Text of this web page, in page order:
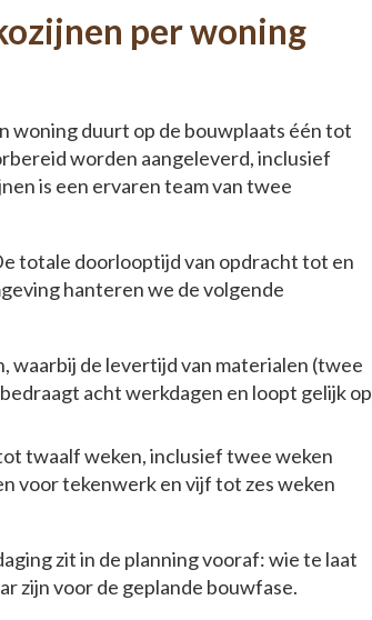
per woning
woning duurt op de bouwplaats één tot
worden aangeleverd, inclusief
is een ervaren team van twee
totale doorlooptijd van opdracht tot en
hanteren we de volgende
waarbij de levertijd van materialen (twee
acht werkdagen en loopt gelijk op
twaalf weken, inclusief twee weken
voor tekenwerk en vijf tot zes weken
zit in de planning vooraf: wie te laat
zijn voor de geplande bouwfase.